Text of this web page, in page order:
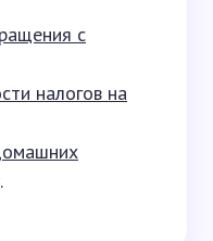
с
налогов на
.